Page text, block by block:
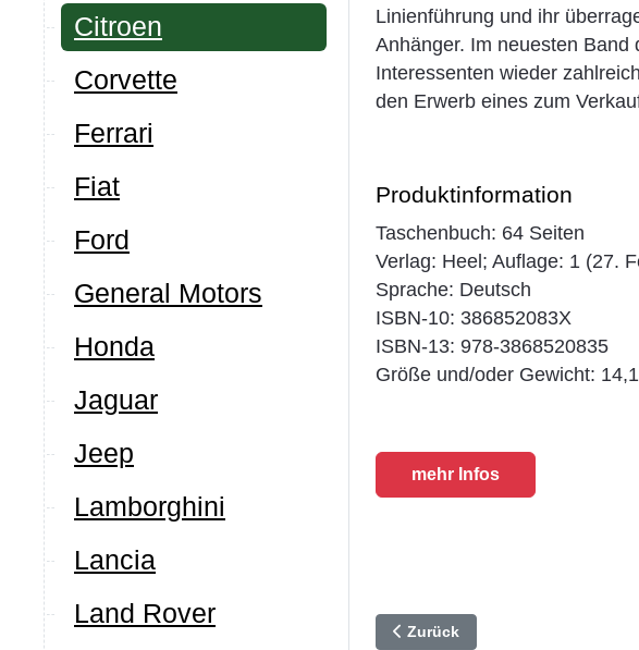
Citroen
Corvette
Ferrari
Fiat
Ford
General Motors
Honda
Jaguar
Jeep
Lamborghini
Lancia
Land Rover
Linienführung und ihr
Anhänger. Im neuesten
Interessenten wieder
den Erwerb eines zum
Produktinformation
Taschenbuch: 64 Seiten
Verlag: Heel; Auflage: 1 (27.
Sprache: Deutsch
ISBN-10: 386852083X
ISBN-13: 978-3868520835
Größe und/oder Gewicht:
mehr Infos
Vorheriger Beitrag: Citroen 2CV -
Zurück